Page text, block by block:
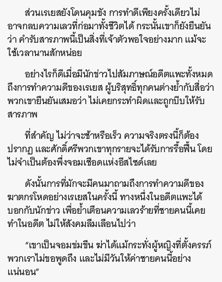
ส่วนเรเยสยังโดนคุมขัง การทำดีเพียงครั้งเดียวไม่
อาจกลบความเลวที่ก่อมาทั้งชีวิตได้ กระนั้นเขาก็ยังยืนยัน
ว่า คำรับสารภาพนี้เป็นสิ่งที่เจ้าตัวพอใจอย่างมาก แม้จะ
ใช้เวลานานสักหน่อย
อย่างไรก็ดีเมื่อมีนักข่าวไปสัมภาษณ์อดีตแพะทั้งหมด
ถึงการทำความดีของเรเยส ผู้บริสุทธิ์ทุกคนต่างย้ำกับสื่อว่า
พวกเขายืนยันเสมอว่า ไม่เคยกระทำผิดและถูกบีบให้รับ
สารภาพ
ที่สำคัญ ไม่ว่าจะช้าหรือเร็ว ความจริงตรงนี้ก็ต้อง
ปรากฏ และศักดิ์ศรีพวกเขาทุกรายจะได้รับการรื้อฟื้น โดย
ไม่จำเป็นต้องพึ่งจอมเชือดแห่งอีสไซด์เลย
ดังนั้นการที่มักจะมีคนมาถามถึงการทำความดีของ
ฆาตกรโหดอย่างเรเยสในครั้งนี้ ทางหนึ่งในอดีตแพะได้
บอกกับนักข่าว เพื่อย้ำเตือนความเลวร้ายที่ชายคนนี้เคย
ทำในอดีต ไม่ให้สังคมลืมเลือนไปว่า
“เขาเป็นจอมข่มขืน ฆ่าได้แม้กระทั่งผู้หญิงที่ตั้งครรภ์
พวกเราไม่ขอพูดถึง และไม่มีวันให้ค่าชายคนนี้อย่าง
แน่นอน”